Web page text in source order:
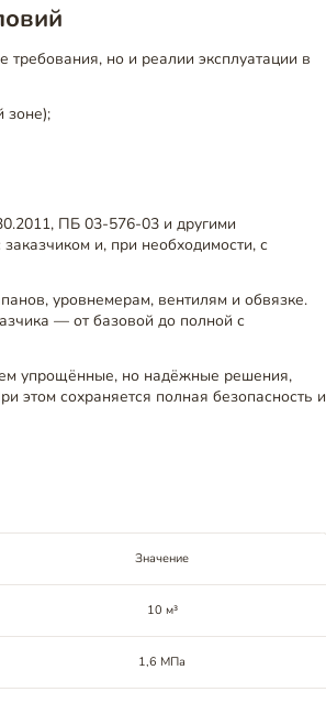
требования, но и реалии эксплуатации в
зоне);
ПБ 03-576-03 и другими
и, при необходимости, с
уровнемерам, вентилям и обвязке.
— от базовой до полной с
упрощённые, но надёжные решения,
этом сохраняется полная безопасность и
Значение
10 м³
1,6 МПа